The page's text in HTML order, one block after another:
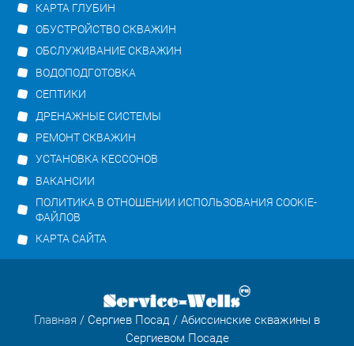
КАРТА ГЛУБИН
ОБУСТРОЙСТВО СКВАЖИН
ОБСЛУЖИВАНИЕ СКВАЖИН
ВОДОПОДГОТОВКА
СЕПТИКИ
ДРЕНАЖНЫЕ СИСТЕМЫ
РЕМОНТ СКВАЖИН
УСТАНОВКА КЕССОНОВ
ВАКАНСИИ
ПОЛИТИКА В ОТНОШЕНИИ ИСПОЛЬЗОВАНИЯ COOKIE-
ФАЙЛОВ
КАРТА САЙТА
Главная / Сергиев Посад / Абиссинские скважины в
Сергиевом Посаде